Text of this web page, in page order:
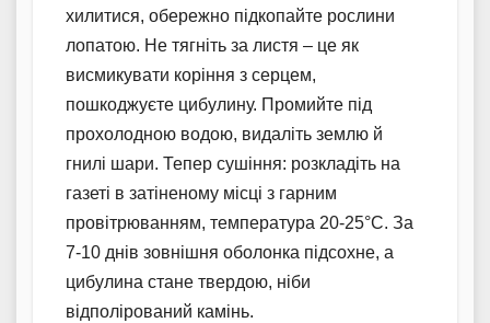
хилитися, обережно підкопайте рослини
лопатою. Не тягніть за листя – це як
висмикувати коріння з серцем,
пошкоджуєте цибулину. Промийте під
прохолодною водою, видаліть землю й
гнилі шари. Тепер сушіння: розкладіть на
газеті в затіненому місці з гарним
провітрюванням, температура 20-25°C. За
7-10 днів зовнішня оболонка підсохне, а
цибулина стане твердою, ніби
відполірований камінь.